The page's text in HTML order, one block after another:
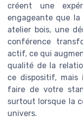
créent une
engageante que
atelier bois, une
conférence
actif, ce qui
qualité de la
ce dispositif, mais
faire de votre
surtout lorsque la
univers.